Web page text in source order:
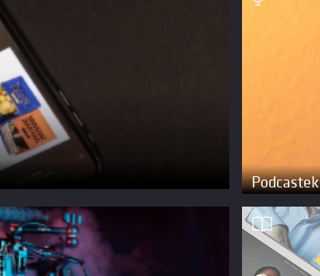
Podcastek